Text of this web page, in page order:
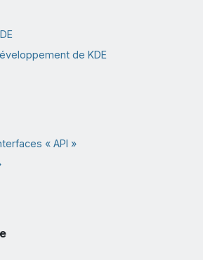
de KDE
« API »